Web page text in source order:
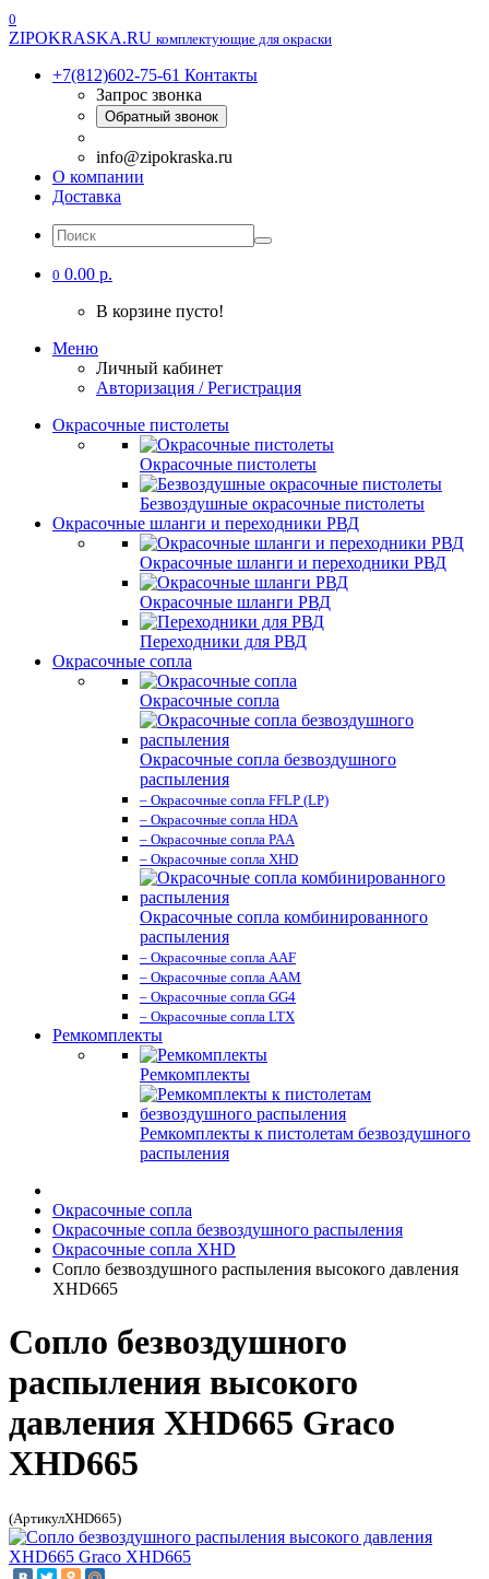
0
ZIPOKRASKA.RU комплектующие для окраски
+7(812)602-75-61 Контакты
Запрос звонка
Обратный звонок
info@zipokraska.ru
О компании
Доставка
0 0.00 р.
В корзине пусто!
Меню
Личный кабинет
Авторизация / Регистрация
Окрасочные пистолеты
Окрасочные пистолеты
Безвоздушные окрасочные пистолеты
Окрасочные шланги и переходники РВД
Окрасочные шланги и переходники РВД
Окрасочные шланги РВД
Переходники для РВД
Окрасочные сопла
Окрасочные сопла
Окрасочные сопла безвоздушного
распыления
– Окрасочные сопла FFLP (LP)
– Окрасочные сопла HDA
– Окрасочные сопла PAA
– Окрасочные сопла XHD
Окрасочные сопла комбинированного
распыления
– Окрасочные сопла AAF
– Окрасочные сопла AAM
– Окрасочные сопла GG4
– Окрасочные сопла LTX
Ремкомплекты
Ремкомплекты
Ремкомплекты к пистолетам безвоздушного
распыления
Окрасочные сопла
Окрасочные сопла безвоздушного распыления
Окрасочные сопла XHD
Сопло безвоздушного распыления высокого давления
XHD665
Сопло безвоздушного
распыления высокого
давления XHD665 Graco
XHD665
(АртикулXHD665)